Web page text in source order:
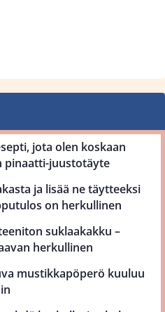
jota olen koskaan
pinaatti-juustotäyte
ja lisää ne täytteeksi
on herkullinen
suklaakakku –
herkullinen
mustikkapöperö kuuluu